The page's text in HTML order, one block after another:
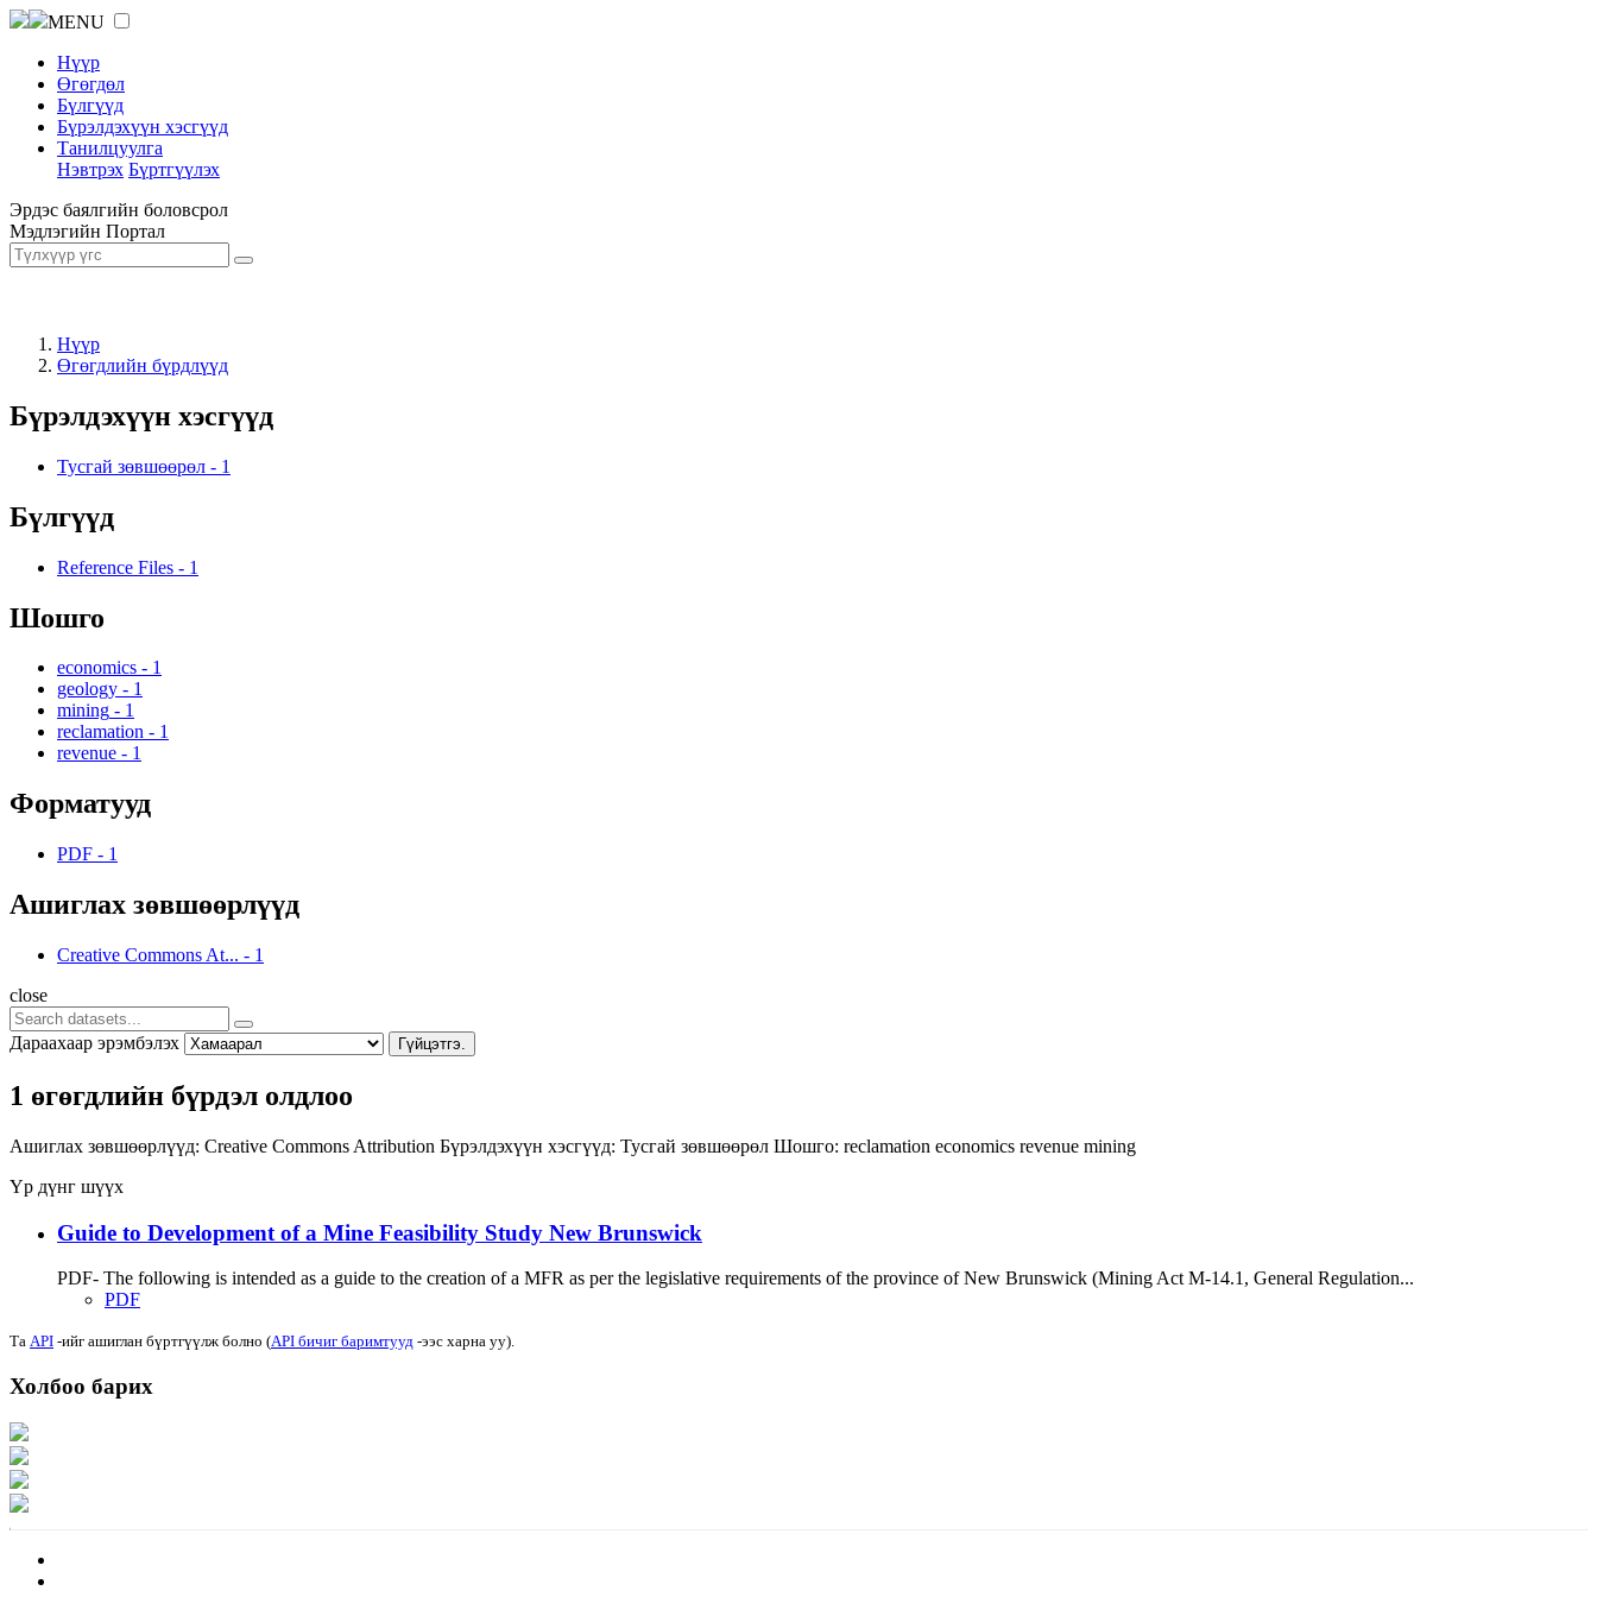
MENU
Нүүр
Өгөгдөл
Бүлгүүд
Бүрэлдэхүүн хэсгүүд
Танилцуулга
Нэвтрэх Бүртгүүлэх
Эрдэс баялгийн боловсрол
Мэдлэгийн Портал
Нүүр
Өгөгдлийн бүрдлүүд
Бүрэлдэхүүн хэсгүүд
Тусгай зөвшөөрөл - 1
Бүлгүүд
Reference Files - 1
Шошго
economics - 1
geology - 1
mining - 1
reclamation - 1
revenue - 1
Форматууд
PDF - 1
Ашиглах зөвшөөрлүүд
Creative Commons At... - 1
close
Дараахаар эрэмбэлэх Гүйцэтгэ.
1 өгөгдлийн бүрдэл олдлоо
Ашиглах зөвшөөрлүүд: Creative Commons Attribution Бүрэлдэхүүн хэсгүүд: Тусгай зөвшөөрөл Шошго: reclamation economics revenue mining
Үр дүнг шүүх
Guide to Development of a Mine Feasibility Study New Brunswick
PDF- The following is intended as a guide to the creation of a MFR as per the legislative requirements of the province of New Brunswick (Mining Act M-14.1, General Regulation...
PDF
Та API -ийг ашиглан бүртгүүлж болно (API бичиг баримтууд -ээс харна уу).
Холбоо барих